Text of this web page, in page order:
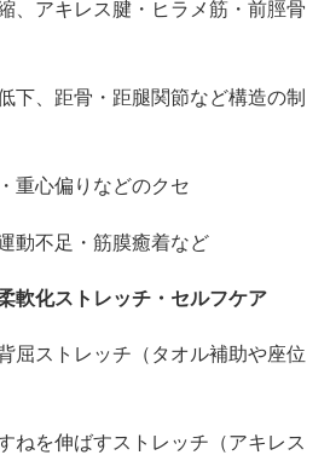
、アキレス腱・ヒラメ筋・前脛骨
下、距骨・距腿関節など構造の制
重心偏りなどのクセ
動不足・筋膜癒着など
軟化ストレッチ・セルフケア
屈ストレッチ（タオル補助や座位
ねを伸ばすストレッチ（アキレス